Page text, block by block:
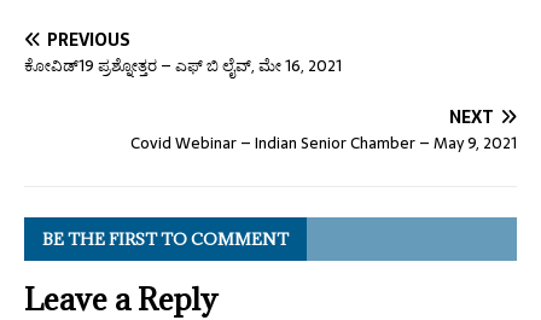
PREVIOUS
ಕೋವಿಡ್19 ಪ್ರಶ್ನೋತ್ತರ – ಎಫ್ ಬಿ ಲೈವ್, ಮೇ 16, 2021
NEXT
Covid Webinar – Indian Senior Chamber – May 9, 2021
BE THE FIRST TO COMMENT
Leave a Reply